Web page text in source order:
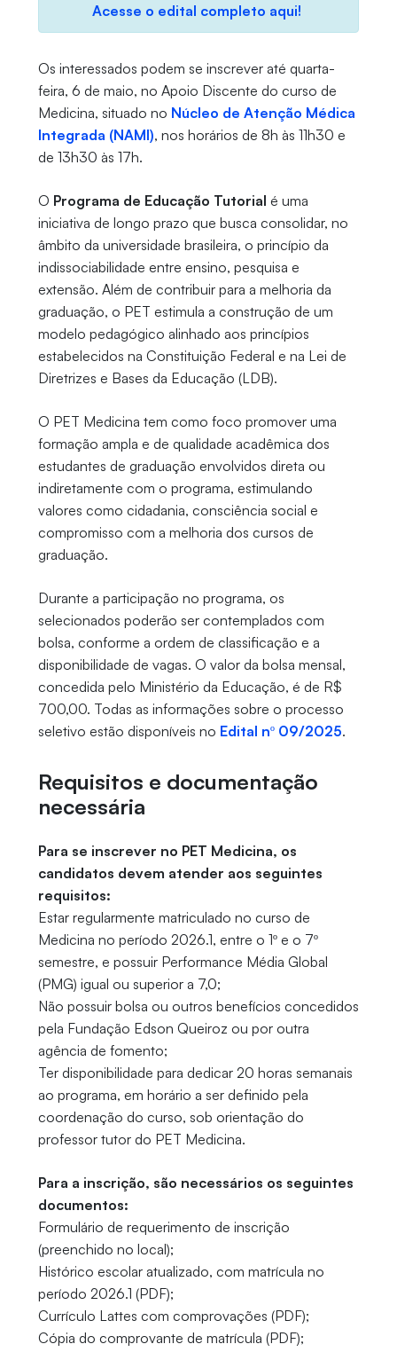
Acesse o edital completo aqui!
Os interessados podem se inscrever até quarta-
feira, 6 de maio, no Apoio Discente do curso de
Medicina, situado no Núcleo de Atenção Médica
Integrada (NAMI), nos horários de 8h às 11h30 e
de 13h30 às 17h.
O Programa de Educação Tutorial é uma
iniciativa de longo prazo que busca consolidar, no
âmbito da universidade brasileira, o princípio da
indissociabilidade entre ensino, pesquisa e
extensão. Além de contribuir para a melhoria da
graduação, o PET estimula a construção de um
modelo pedagógico alinhado aos princípios
estabelecidos na Constituição Federal e na Lei de
Diretrizes e Bases da Educação (LDB).
O PET Medicina tem como foco promover uma
formação ampla e de qualidade acadêmica dos
estudantes de graduação envolvidos direta ou
indiretamente com o programa, estimulando
valores como cidadania, consciência social e
compromisso com a melhoria dos cursos de
graduação.
Durante a participação no programa, os
selecionados poderão ser contemplados com
bolsa, conforme a ordem de classificação e a
disponibilidade de vagas. O valor da bolsa mensal,
concedida pelo Ministério da Educação, é de R$
700,00. Todas as informações sobre o processo
seletivo estão disponíveis no Edital nº 09/2025.
Requisitos e documentação
necessária
Para se inscrever no PET Medicina, os
candidatos devem atender aos seguintes
requisitos:
Estar regularmente matriculado no curso de
Medicina no período 2026.1, entre o 1º e o 7º
semestre, e possuir Performance Média Global
(PMG) igual ou superior a 7,0;
Não possuir bolsa ou outros benefícios concedidos
pela Fundação Edson Queiroz ou por outra
agência de fomento;
Ter disponibilidade para dedicar 20 horas semanais
ao programa, em horário a ser definido pela
coordenação do curso, sob orientação do
professor tutor do PET Medicina.
Para a inscrição, são necessários os seguintes
documentos:
Formulário de requerimento de inscrição
(preenchido no local);
Histórico escolar atualizado, com matrícula no
período 2026.1 (PDF);
Currículo Lattes com comprovações (PDF);
Cópia do comprovante de matrícula (PDF);